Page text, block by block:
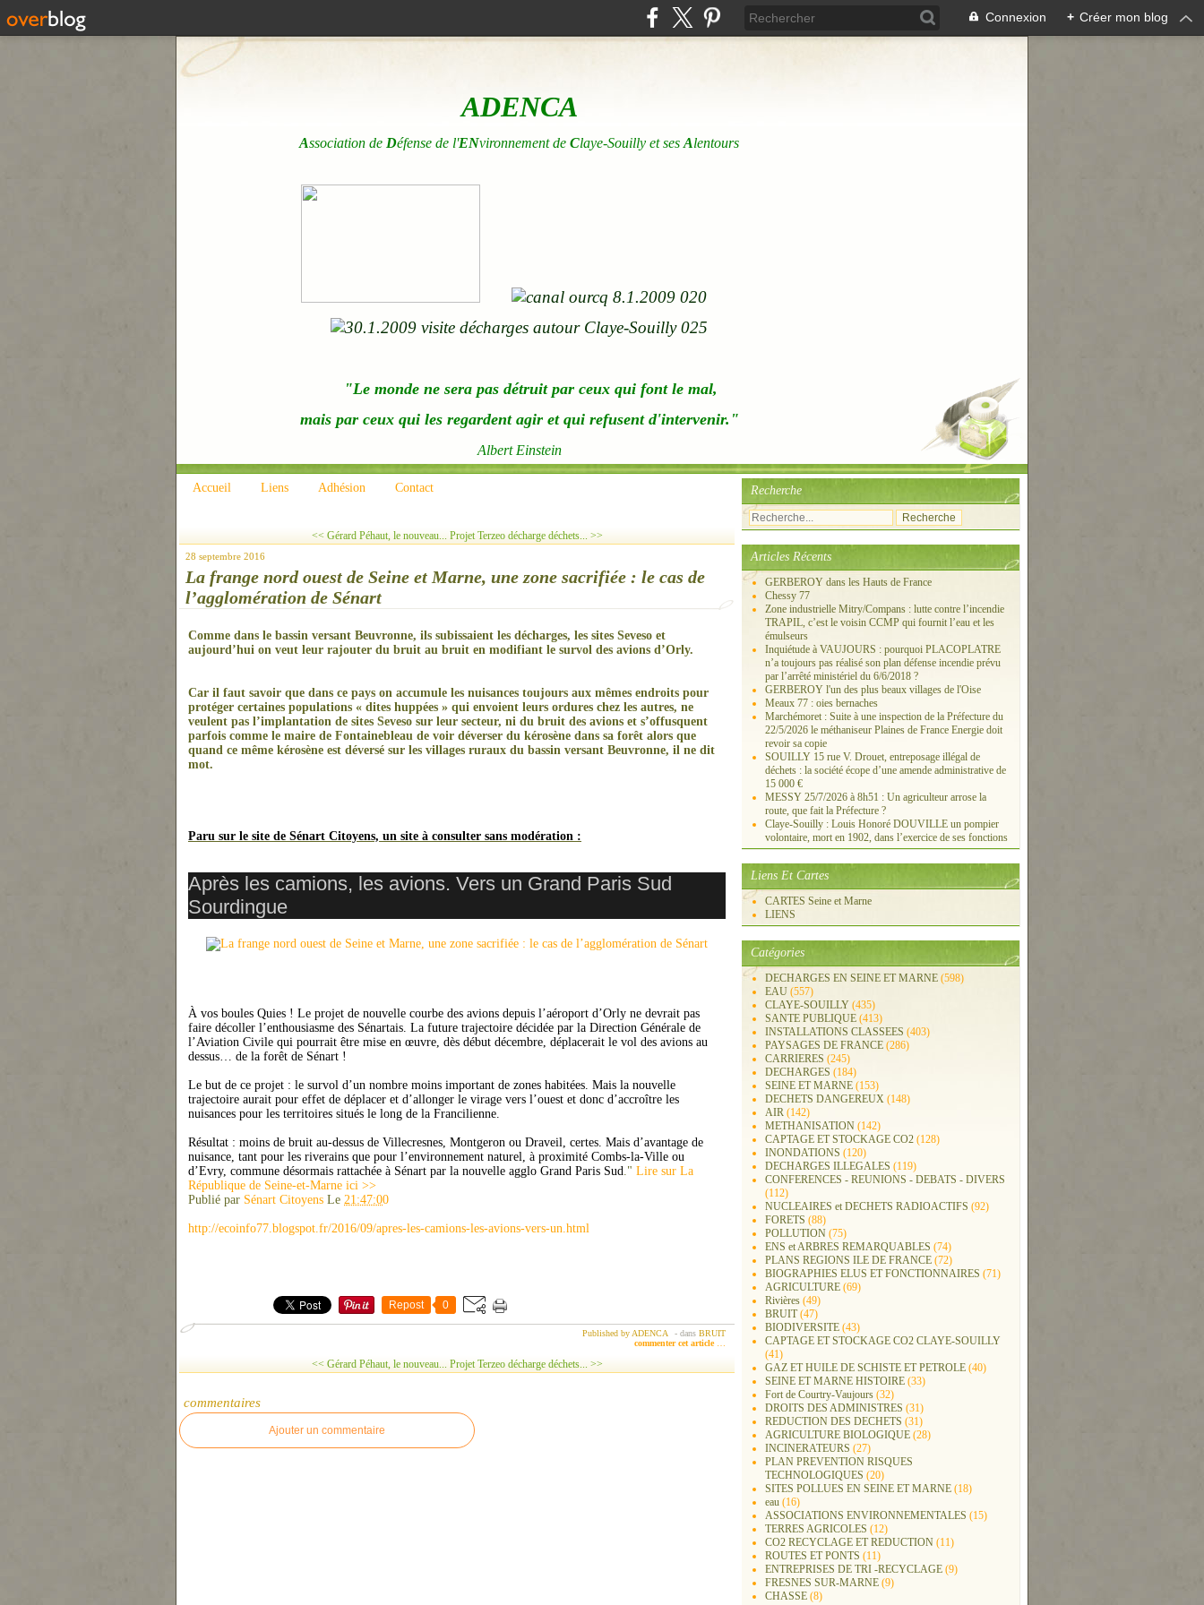
Connexion + Créer mon blog
ADENCA
Association de Défense de l'ENvironnement de Claye-Souilly et ses Alentours
"Le monde ne sera pas détruit par ceux qui font le mal,
mais par ceux qui les regardent agir et qui refusent d'intervenir."
Albert Einstein
Accueil Liens Adhésion Contact
<< Gérard Péhaut, le nouveau... Projet Terzeo décharge déchets... >>
28 septembre 2016
La frange nord ouest de Seine et Marne, une zone sacrifiée : le cas de
l’agglomération de Sénart
Comme dans le bassin versant Beuvronne, ils subissaient les décharges, les sites Seveso et
aujourd’hui on veut leur rajouter du bruit au bruit en modifiant le survol des avions d’Orly.
Car il faut savoir que dans ce pays on accumule les nuisances toujours aux mêmes endroits pour
protéger certaines populations « dites huppées » qui envoient leurs ordures chez les autres, ne
veulent pas l’implantation de sites Seveso sur leur secteur, ni du bruit des avions et s’offusquent
parfois comme le maire de Fontainebleau de voir déverser du kérosène dans sa forêt alors que
quand ce même kérosène est déversé sur les villages ruraux du bassin versant Beuvronne, il ne dit
mot.
Paru sur le site de Sénart Citoyens, un site à consulter sans modération :
Après les camions, les avions. Vers un Grand Paris Sud
Sourdingue
À vos boules Quies ! Le projet de nouvelle courbe des avions depuis l’aéroport d’Orly ne devrait pas
faire décoller l’enthousiasme des Sénartais. La future trajectoire décidée par la Direction Générale de
l’Aviation Civile qui pourrait être mise en œuvre, dès début décembre, déplacerait le vol des avions au
dessus… de la forêt de Sénart !
Le but de ce projet : le survol d’un nombre moins important de zones habitées. Mais la nouvelle
trajectoire aurait pour effet de déplacer et d’allonger le virage vers l’ouest et donc d’accroître les
nuisances pour les territoires situés le long de la Francilienne.
Résultat : moins de bruit au-dessus de Villecresnes, Montgeron ou Draveil, certes. Mais d’avantage de
nuisance, tant pour les riverains que pour l’environnement naturel, à proximité Combs-la-Ville ou
d’Evry, commune désormais rattachée à Sénart par la nouvelle agglo Grand Paris Sud." Lire sur La
République de Seine-et-Marne ici >>
Publié par Sénart Citoyens Le 21:47:00
http://ecoinfo77.blogspot.fr/2016/09/apres-les-camions-les-avions-vers-un.html
Repost 0
Published by ADENCA - dans BRUIT
commenter cet article
<< Gérard Péhaut, le nouveau... Projet Terzeo décharge déchets... >>
commentaires
Ajouter un commentaire
Recherche
Articles Récents
GERBEROY dans les Hauts de France
Chessy 77
Zone industrielle Mitry/Compans : lutte contre l’incendie
TRAPIL, c’est le voisin CCMP qui fournit l’eau et les
émulseurs
Inquiétude à VAUJOURS : pourquoi PLACOPLATRE
n’a toujours pas réalisé son plan défense incendie prévu
par l’arrêté ministériel du 6/6/2018 ?
GERBEROY l'un des plus beaux villages de l'Oise
Meaux 77 : oies bernaches
Marchémoret : Suite à une inspection de la Préfecture du
22/5/2026 le méthaniseur Plaines de France Energie doit
revoir sa copie
SOUILLY 15 rue V. Drouet, entreposage illégal de
déchets : la société écope d’une amende administrative de
15 000 €
MESSY 25/7/2026 à 8h51 : Un agriculteur arrose la
route, que fait la Préfecture ?
Claye-Souilly : Louis Honoré DOUVILLE un pompier
volontaire, mort en 1902, dans l’exercice de ses fonctions
Liens Et Cartes
CARTES Seine et Marne
LIENS
Catégories
DECHARGES EN SEINE ET MARNE (598)
EAU (557)
CLAYE-SOUILLY (435)
SANTE PUBLIQUE (413)
INSTALLATIONS CLASSEES (403)
PAYSAGES DE FRANCE (286)
CARRIERES (245)
DECHARGES (184)
SEINE ET MARNE (153)
DECHETS DANGEREUX (148)
AIR (142)
METHANISATION (142)
CAPTAGE ET STOCKAGE CO2 (128)
INONDATIONS (120)
DECHARGES ILLEGALES (119)
CONFERENCES - REUNIONS - DEBATS - DIVERS
(112)
NUCLEAIRES et DECHETS RADIOACTIFS (92)
FORETS (88)
POLLUTION (75)
ENS et ARBRES REMARQUABLES (74)
PLANS REGIONS ILE DE FRANCE (72)
BIOGRAPHIES ELUS ET FONCTIONNAIRES (71)
AGRICULTURE (69)
Rivières (49)
BRUIT(47)
BIODIVERSITE (43)
CAPTAGE ET STOCKAGE CO2 CLAYE-SOUILLY
(41)
GAZ ET HUILE DE SCHISTE ET PETROLE (40)
SEINE ET MARNE HISTOIRE (33)
Fort de Courtry-Vaujours (32)
DROITS DES ADMINISTRES (31)
REDUCTION DES DECHETS (31)
AGRICULTURE BIOLOGIQUE (28)
INCINERATEURS (27)
PLAN PREVENTION RISQUES
TECHNOLOGIQUES (20)
SITES POLLUES EN SEINE ET MARNE (18)
eau (16)
ASSOCIATIONS ENVIRONNEMENTALES (15)
TERRES AGRICOLES (12)
CO2 RECYCLAGE ET REDUCTION (11)
ROUTES ET PONTS (11)
ENTREPRISES DE TRI -RECYCLAGE (9)
FRESNES SUR-MARNE (9)
CHASSE (8)